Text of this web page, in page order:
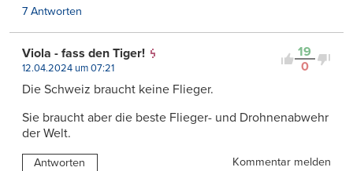
7 Antworten
19
0
Viola - fass den Tiger!
12.04.2024 um 07:21
Die Schweiz braucht keine Flieger.
Sie braucht aber die beste Flieger- und Drohnenabwehr
der Welt.
Antworten Kommentar melden